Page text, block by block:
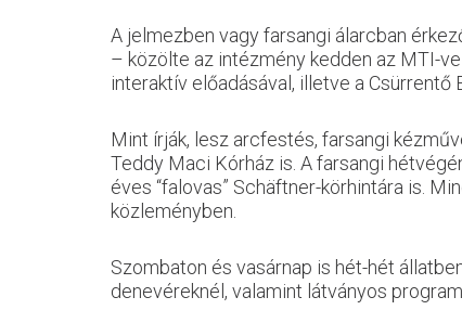
A jelmezben vagy farsangi álarcban
– közölte az intézmény kedden az MTI-
interaktív előadásával, illetve a
Mint írják, lesz arcfestés, farsangi
Teddy Maci Kórház is. A farsangi
éves “falovas” Schäftner-körhintára is.
közleményben.
Szombaton és vasárnap is hét-hét
denevéreknél, valamint látványos